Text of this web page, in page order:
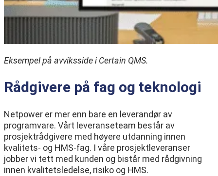
Eksempel på avviksside i Certain QMS.
Rådgivere på fag og teknologi
Netpower er mer enn bare en leverandør av
programvare. Vårt leveranseteam består av
prosjektrådgivere med høyere utdanning innen
kvalitets- og HMS-fag. I våre prosjektleveranser
jobber vi tett med kunden og bistår med rådgivning
innen kvalitetsledelse, risiko og HMS.